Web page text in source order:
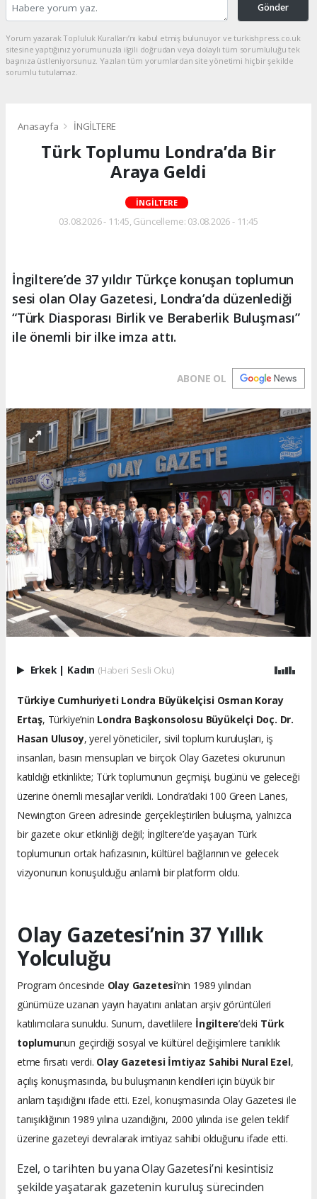
Gönder
Yorum yazarak Topluluk Kuralları’nı kabul etmiş bulunuyor ve turkishpress.co.uk
sitesine yaptığınız yorumunuzla ilgili doğrudan veya dolaylı tüm sorumluluğu tek
başınıza üstleniyorsunuz. Yazılan tüm yorumlardan site yönetimi hiçbir şekilde
sorumlu tutulamaz.
Anasayfa İNGİLTERE
Türk Toplumu Londra’da Bir
Araya Geldi
İNGİLTERE
03.08.2026 - 11:45, Güncelleme: 03.08.2026 - 11:45
İngiltere’de 37 yıldır Türkçe konuşan toplumun
sesi olan Olay Gazetesi, Londra’da düzenlediği
“Türk Diasporası Birlik ve Beraberlik Buluşması”
ile önemli bir ilke imza attı.
ABONE OL
Erkek | Kadın (Haberi Sesli Oku)
Türkiye Cumhuriyeti Londra Büyükelçisi Osman Koray
Ertaş, Türkiye’nin Londra Başkonsolosu Büyükelçi Doç. Dr.
Hasan Ulusoy, yerel yöneticiler, sivil toplum kuruluşları, iş
insanları, basın mensupları ve birçok Olay Gazetesi okurunun
katıldığı etkinlikte; Türk toplumunun geçmişi, bugünü ve geleceği
üzerine önemli mesajlar verildi. Londra’daki 100 Green Lanes,
Newington Green adresinde gerçekleştirilen buluşma, yalnızca
bir gazete okur etkinliği değil; İngiltere’de yaşayan Türk
toplumunun ortak hafızasının, kültürel bağlarının ve gelecek
vizyonunun konuşulduğu anlamlı bir platform oldu.
Olay Gazetesi’nin 37 Yıllık
Yolculuğu
Program öncesinde Olay Gazetesi’nin 1989 yılından
günümüze uzanan yayın hayatını anlatan arşiv görüntüleri
katılımcılara sunuldu. Sunum, davetlilere İngiltere’deki Türk
toplumunun geçirdiği sosyal ve kültürel değişimlere tanıklık
etme fırsatı verdi. Olay Gazetesi İmtiyaz Sahibi Nural Ezel,
açılış konuşmasında, bu buluşmanın kendileri için büyük bir
anlam taşıdığını ifade etti. Ezel, konuşmasında Olay Gazetesi ile
tanışıklığının 1989 yılına uzandığını, 2000 yılında ise gelen teklif
üzerine gazeteyi devralarak imtiyaz sahibi olduğunu ifade etti.
Ezel, o tarihten bu yana Olay Gazetesi’ni kesintisiz
şekilde yaşatarak gazetenin kuruluş sürecinden